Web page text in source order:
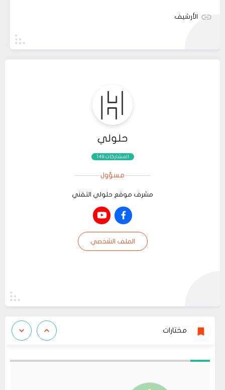
الأرشيف
حلولي
المشاركات:149
مسؤول
مشرف موقع حلولي التقني
الملف الشخصي
مختارات